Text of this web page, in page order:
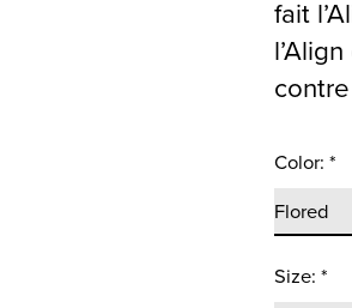
fait
Color:*
Size:*